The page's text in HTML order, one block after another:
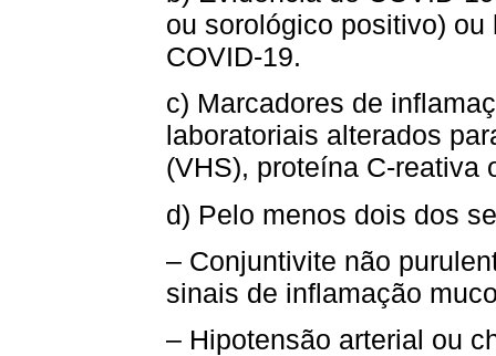
ou sorológico positivo)
COVID-19.
c) Marcadores de
laboratoriais alterados
(VHS), proteína C-reativa
d) Pelo menos dois dos
– Conjuntivite não
sinais de inflamação
– Hipotensão arterial ou